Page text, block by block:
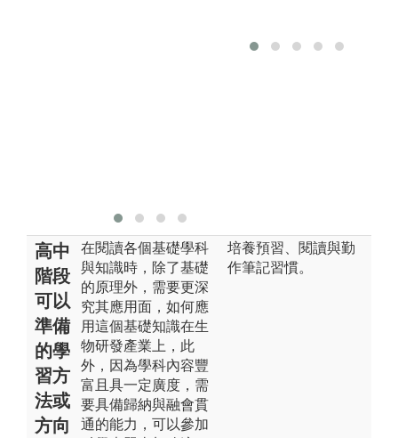
高中
階段
可以
準備
的學
習方
法或
方向
在閱讀各個基礎學科
與知識時，除了基礎
的原理外，需要更深
究其應用面，如何應
用這個基礎知識在生
物研發產業上，此
外，因為學科內容豐
富且具一定廣度，需
要具備歸納與融會貫
通的能力，可以參加
培養預習、閱讀與勤
作筆記習慣。